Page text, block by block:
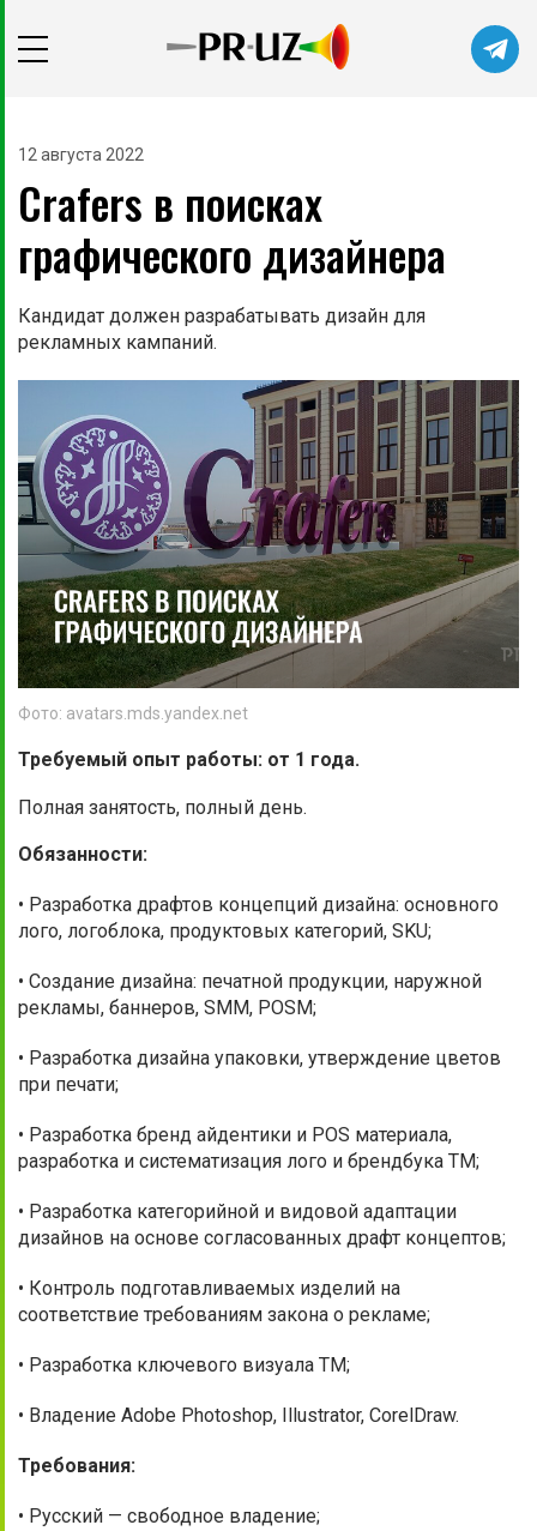
12 августа 2022
Crafers в поисках
графического дизайнера
Кандидат должен разрабатывать дизайн для
рекламных кампаний.
Фото: avatars.mds.yandex.net
Требуемый опыт работы: от 1 года.
Полная занятость, полный день.
Обязанности:
• Разработка драфтов концепций дизайна: основного
лого, логоблока, продуктовых категорий, SKU;
• Создание дизайна: печатной продукции, наружной
рекламы, баннеров, SMM, POSM;
• Разработка дизайна упаковки, утверждение цветов
при печати;
• Разработка бренд айдентики и POS материала,
разработка и систематизация лого и брендбука ТМ;
• Разработка категорийной и видовой адаптации
дизайнов на основе согласованных драфт концептов;
• Контроль подготавливаемых изделий на
соответствие требованиям закона о рекламе;
• Разработка ключевого визуала ТМ;
• Владение Adobe Photoshop, Illustrator, CorelDraw.
Требования:
• Русский — свободное владение;